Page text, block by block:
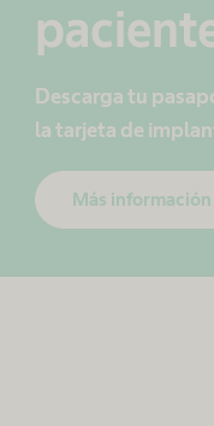
Descarga tu
la tarjeta de
Más información